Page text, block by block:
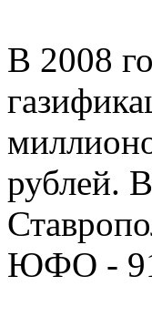
В 2008
рублей.
ЮФО -